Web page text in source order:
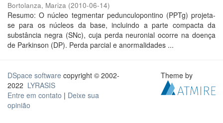
Bortolanza, Mariza (2010-06-14)
Resumo: O núcleo tegmentar pedunculopontino (PPTg) projeta-
se para os núcleos da base, incluindo a parte compacta da
substância negra (SNc), cuja perda neuronial ocorre na doença
de Parkinson (DP). Perda parcial e anormalidades ...
DSpace software copyright © 2002-
2022 LYRASIS
Entre em contato | Deixe sua
opinião
Theme by